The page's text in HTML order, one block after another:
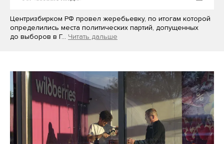
Центризбирком РФ провел жеребьевку, по итогам которой
определились места политических партий, допущенных
до выборов в Г… Читать дальше